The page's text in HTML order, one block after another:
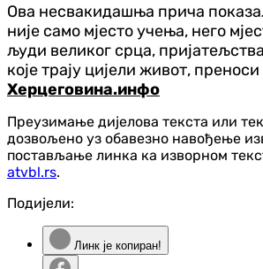
Ова несвакидашња прича
није само мјесто учења, него
људи великог срца,
које трају цијели живот, преноси
Херцеговина.инфо
Преузимање дијелова текста или
дозвољено уз обавезно навођење
постављање линка ка изворном
atvbl.rs.
Подијели:
Линк је копиран!